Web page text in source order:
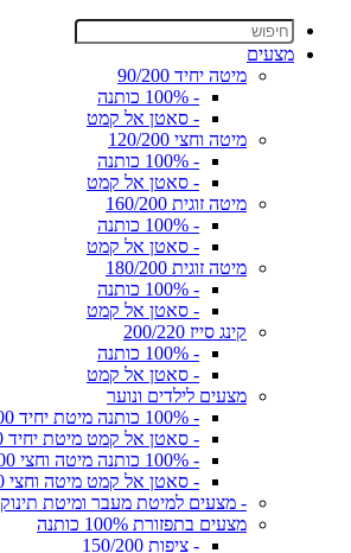
מצעים
מיטה יחיד 90/200
- 100% כותנה
- סאטן אל קמט
מיטה וחצי 120/200
- 100% כותנה
- סאטן אל קמט
מיטה זוגית 160/200
- 100% כותנה
- סאטן אל קמט
מיטה זוגית 180/200
- 100% כותנה
- סאטן אל קמט
קינג סייז 200/220
- 100% כותנה
- סאטן אל קמט
מצעים לילדים ונוער
- 100% כותנה מיטת יחיד 90/200
- סאטן אל קמט מיטת יחיד 90/200
- 100% כותנה מיטה וחצי 120/200
- סאטן אל קמט מיטה וחצי 120/200
- מצעים למיטת מעבר ומיטת תינוק
מצעים בתפזורת 100% כותנה
- ציפות 150/200